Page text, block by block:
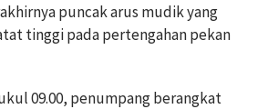
puncak arus mudik yang
tinggi pada pertengahan pekan
09.00, penumpang berangkat